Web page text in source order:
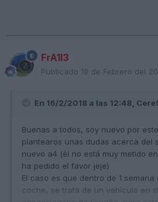
FrA1l3
Publicado 19 de Febrero del
En 16/2/2018 a las 12:48,
Buenas a todos, soy nuevo por
plantearos unas dudas acerca del
nuevo a4 (él no está muy metido
ha pedido el favor jeje)
El caso es que dentro de 1
coche, se trata de un vehículo en